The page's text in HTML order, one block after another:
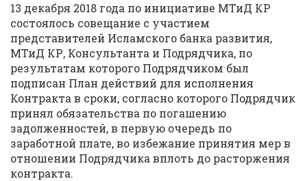
13 декабря 2018 года по инициативе МТиД КР
состоялось совещание с участием
представителей Исламского банка развития,
МТиД КР, Консультанта и Подрядчика, по
результатам которого Подрядчиком был
подписан План действий для исполнения
Контракта в сроки, согласно которого Подрядчик
принял обязательства по погашению
задолженностей, в первую очередь по
заработной плате, во избежание принятия мер в
отношении Подрядчика вплоть до расторжения
контракта.